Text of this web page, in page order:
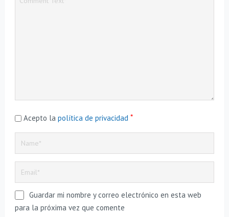
Acepto la política de privacidad *
Guardar mi nombre y correo electrónico en esta web
para la próxima vez que comente